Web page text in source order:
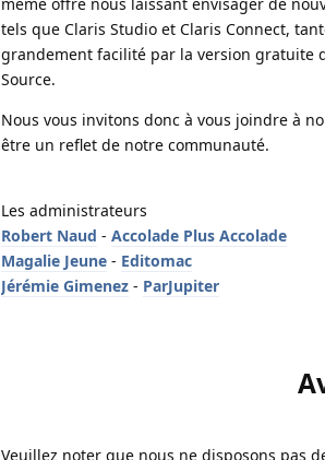
tels que Claris Studio et Claris Connect,
grandement facilité par la version gratuite
Source.
Nous vous invitons donc à vous joindre à
être un reflet de notre communauté.
Les administrateurs
Robert Naud - Accolade Plus Accolade
Magalie Jeune - Editomac
Jérémie Gimenez - ParJupiter
Veuillez noter que nous ne disposons pas